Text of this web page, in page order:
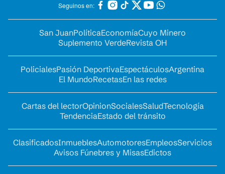
Seguinos en:
San JuanPolíticaEconomíaCuyo Minero
Suplemento VerdeRevista OH
PolicialesPasión DeportivaEspectáculosArgentina
El MundoRecetasEn las redes
Cartas del lectorOpinionSocialesSaludTecnología
TendenciaEstado del tránsito
ClasificadosInmueblesAutomotoresEmpleosServicios
Avisos Fúnebres y MisasEdictos